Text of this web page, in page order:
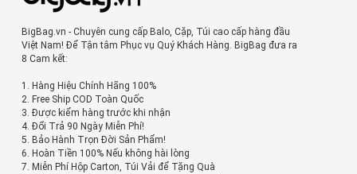
BigBag.vn - Chuyên cung cấp Balo, Cặp, Túi cao cấp hàng đầu
Việt Nam! Để Tận tâm Phục vụ Quý Khách Hàng. BigBag đưa ra
8 Cam kết:
1. Hàng Hiệu Chính Hãng 100%
2. Free Ship COD Toàn Quốc
3. Được kiểm hàng trước khi nhận
4. Đổi Trả 90 Ngày Miễn Phí!
5. Bảo Hành Trọn Đời Sản Phẩm!
6. Hoàn Tiền 100% Nếu không hài lòng
7. Miễn Phí Hộp Carton, Túi Vải để Tặng Quà